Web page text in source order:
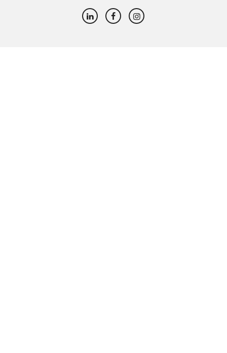
LinkedInFacebookInstagram